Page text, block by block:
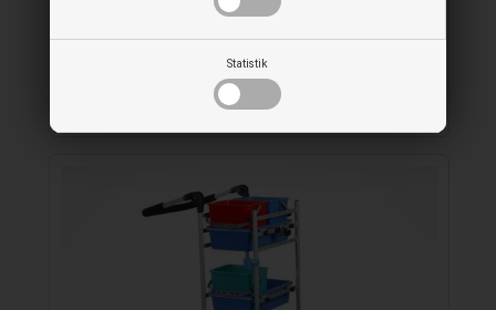
Statistik
Ergonomisk lille rengøringsvogn med 2
spande og 5 redskabsholdere